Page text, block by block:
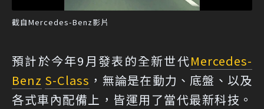
截自Mercedes-Benz影片
預計於今年9月發表的全新世代Mercedes-
Benz S-Class ，無論是在動力、底盤、以及
各式車內配備上，皆運用了當代最新科技。